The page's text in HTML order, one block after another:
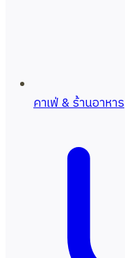
คาเฟ่ & ร้านอาหาร